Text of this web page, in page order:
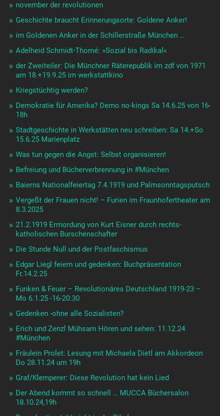
november der revolutionen
Geschichte braucht Erinnerungsorte: Goldene Anker!
im Goldenen Anker in der Schillerstraße München …
Adelheid Schmidt-Thomé: »Sozial bis Radikal«
der Zweiteiler: Die Münchner Räterepublik im zdf von 1971
am 18.+19.9.25 im werkstattkino
Kriegstüchtig werden?
Demokratie für Amerika? Demo no-kings Sa 14.6.25 von 16-
18h
Stadtgeschichte in Werkstätten neu schreiben: Sa 14.+So
15.6.25 Marienplatz
Was tun gegen die Angst: Selbst organisieren!
Befreiung und Bücherverbrennung in #München
Baierns Nationalfeiertag 7.4.1919 und Palmsonntagsputsch
Vergeßt der Frauen nicht! – Furien im Fraunhofertheater am
8.3.2025
21.2.1919 Ermordung von Kurt Eisner durch rechts-
katholischen Burschenschafter
Die Stunde Null und der Postfaschismus
Edgar Liegl feiern und gedenken: Buchpräsentation
Fr.14.2.25
Funken & Feuer – Revolutionäres Deutschland 1919-23 –
Mo 6.1.25 -16-20:30
Gedenken -ohne alle Sozialisten?
Erich und Zenzl Mühsam Hören und sehen: 11.12.24
#München
Fräulein Prolet: Lesung mit Michaela Dietl am Akkordeon
Do 28.11.24 um 19h
Graf/Klemperer: Diese Revolution hat kein Lied
Der Abend kommt so schnell … MUCCA Büchersalon
18.10.24,19h